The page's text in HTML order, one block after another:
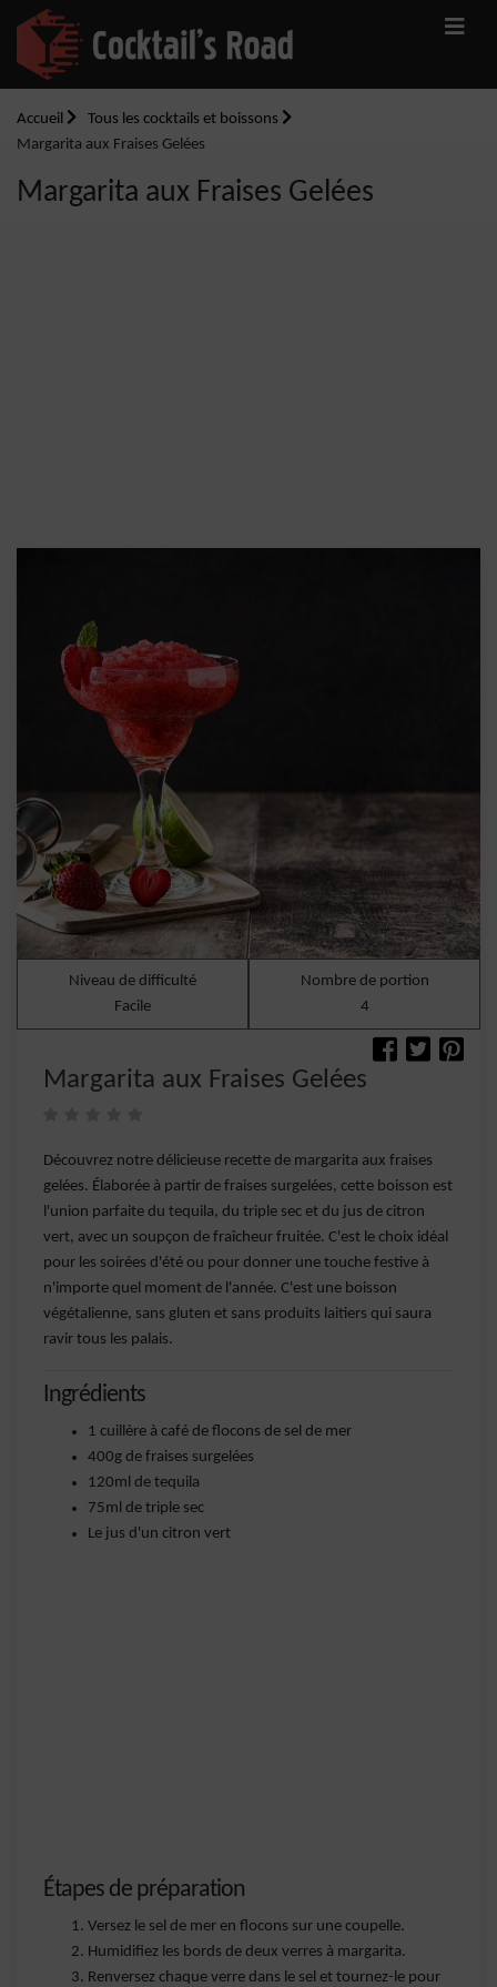
Accueil
Tous les cocktails et boissons
Margarita aux Fraises Gelées
Margarita aux Fraises Gelées
Niveau de difficulté
Facile
Nombre de portion
4
Margarita aux Fraises Gelées
Découvrez notre délicieuse recette de margarita aux fraises
gelées. Élaborée à partir de fraises surgelées, cette boisson est
l'union parfaite du tequila, du triple sec et du jus de citron
vert, avec un soupçon de fraîcheur fruitée. C'est le choix idéal
pour les soirées d'été ou pour donner une touche festive à
n'importe quel moment de l'année. C'est une boisson
végétalienne, sans gluten et sans produits laitiers qui saura
ravir tous les palais.
Ingrédients
1 cuillère à café de flocons de sel de mer
400g de fraises surgelées
120ml de tequila
75ml de triple sec
Le jus d'un citron vert
Étapes de préparation
Versez le sel de mer en flocons sur une coupelle.
Humidifiez les bords de deux verres à margarita.
Renversez chaque verre dans le sel et tournez-le pour